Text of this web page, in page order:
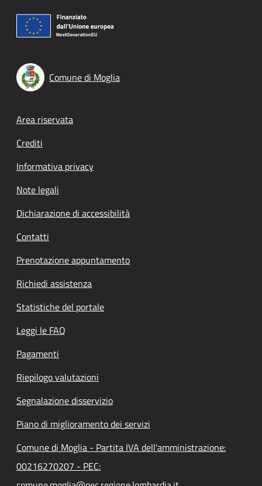
Comune di Moglia
Footer menu
Area riservata
Crediti
Informativa privacy
Note legali
Dichiarazione di accessibilità
Contatti
Prenotazione appuntamento
Richiedi assistenza
Statistiche del portale
Leggi le FAQ
Pagamenti
Riepilogo valutazioni
Segnalazione disservizio
Piano di miglioramento dei servizi
Comune di Moglia - Partita IVA dell'amministrazione:
00216270207 - PEC: